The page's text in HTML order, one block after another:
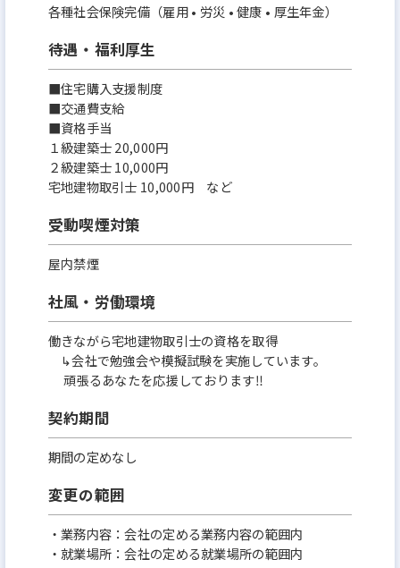
各種社会保険完備（雇用 • 労災 • 健康 • 厚生年金）
待遇・福利厚生
■住宅購入支援制度
■交通費支給
■資格手当
１級建築士 20,000円
２級建築士 10,000円
宅地建物取引士 10,000円 など
受動喫煙対策
屋内禁煙
社風・労働環境
働きながら宅地建物取引士の資格を取得
↳会社で勉強会や模擬試験を実施しています。
頑張るあなたを応援しております‼
契約期間
期間の定めなし
変更の範囲
・業務内容：会社の定める業務内容の範囲内
・就業場所：会社の定める就業場所の範囲内